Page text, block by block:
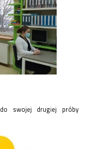
swojej drugiej próby